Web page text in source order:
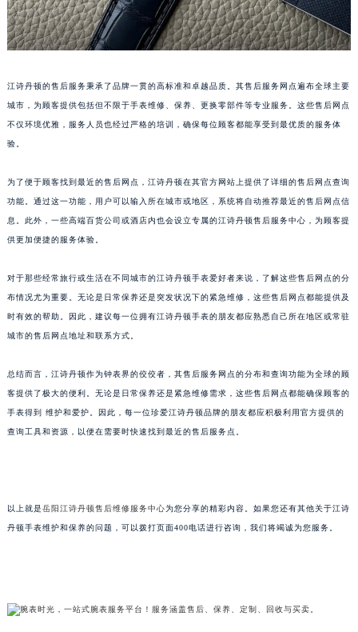
江诗丹顿的售后服务秉承了品牌一贯的高标准和卓越品质。其售后服务网点遍布全球主要
城市，为顾客提供包括但不限于手表维修、保养、更换零部件等专业服务。这些售后网点
不仅环境优雅，服务人员也经过严格的培训，确保每位顾客都能享受到最优质的服务体
验。
为了便于顾客找到最近的售后网点，江诗丹顿在其官方网站上提供了详细的售后网点查询
功能。通过这一功能，用户可以输入所在城市或地区，系统将自动推荐最近的售后网点信
息。此外，一些高端百货公司或酒店内也会设立专属的江诗丹顿售后服务中心，为顾客提
供更加便捷的服务体验。
对于那些经常旅行或生活在不同城市的江诗丹顿手表爱好者来说，了解这些售后网点的分
布情况尤为重要。无论是日常保养还是突发状况下的紧急维修，这些售后网点都能提供及
时有效的帮助。因此，建议每一位拥有江诗丹顿手表的朋友都应熟悉自己所在地区或常驻
城市的售后网点地址和联系方式。
总结而言，江诗丹顿作为钟表界的佼佼者，其售后服务网点的分布和查询功能为全球的顾
客提供了极大的便利。无论是日常保养还是紧急维修需求，这些售后网点都能确保顾客的
手表得到 维护和爱护。因此，每一位珍爱江诗丹顿品牌的朋友都应积极利用官方提供的
查询工具和资源，以便在需要时快速找到最近的售后服务点。
以上就是岳阳江诗丹顿售后维修服务中心为您分享的精彩内容。如果您还有其他关于江诗
丹顿手表维护和保养的问题，可以拨打页面400电话进行咨询，我们将竭诚为您服务。